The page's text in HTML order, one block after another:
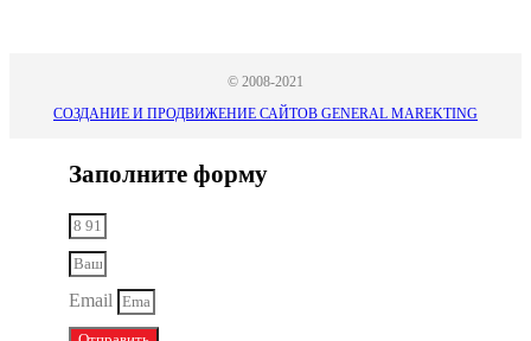
© 2008-2021
СОЗДАНИЕ И ПРОДВИЖЕНИЕ САЙТОВ GENERAL MAREKTING
Заполните форму
Email